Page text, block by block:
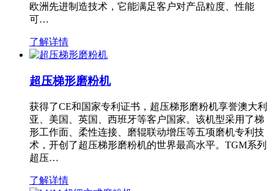
欧洲先进制造技术，它能满足客户对产品粒度、性能
可…
了解详情
超压梯形磨粉机
获得了CE和国家专利证书，超压梯形磨粉机享誉澳大利
亚、美国、英国、西班牙等客户国家。该机型采用了梯
形工作面、柔性连接、磨辊联动增压等五项磨机专利技
术，开创了超压梯形磨粉机的世界最高水平。TGM系列
超压…
了解详情